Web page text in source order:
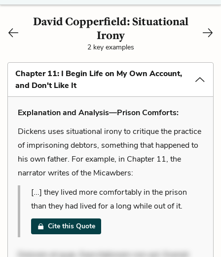
David Copperfield: Situational
Irony
2 key examples
Chapter 11: I Begin Life on My Own Account,
and Don't Like It
Explanation and Analysis—Prison Comforts:
Dickens uses situational irony to critique the practice
of imprisoning debtors, something that happened to
his own father. For example, in Chapter 11, the
narrator writes of the Micawbers:
[...] they lived more comfortably in the prison
than they had lived for a long while out of it.
Cite this Quote
Dolorem et quae. Exercitationem non aut. Eveniet